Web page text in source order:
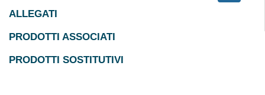
ALLEGATI
PRODOTTI ASSOCIATI
PRODOTTI SOSTITUTIVI